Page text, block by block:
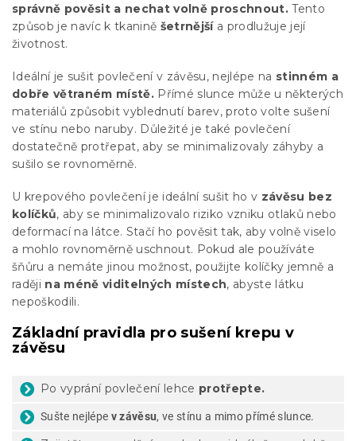
správně pověsit a nechat volně proschnout. Tento
způsob je navíc k tkanině šetrnějšía prodlužuje její
životnost.
Ideální je sušit povlečení v závěsu, nejlépe na stinném a
dobře větraném místě. Přímé slunce může u některých
materiálů způsobit vyblednutí barev, proto volte sušení
ve stínu nebo naruby. Důležité je také povlečení
dostatečně protřepat, aby se minimalizovaly záhyby a
sušilo se rovnoměrně.
U krepového povlečení je ideální sušit ho v závěsu bez
kolíčků, aby se minimalizovalo riziko vzniku otlaků nebo
deformací na látce. Stačí ho pověsit tak, aby volně viselo
a mohlo rovnoměrně uschnout. Pokud ale používáte
šňůru a nemáte jinou možnost, použijte kolíčky jemně a
raději na méně viditelných místech, abyste látku
nepoškodili.
Základní pravidla pro sušení krepu v
závěsu
Po vyprání povlečení lehce protřepte.
Sušte nejlépe v závěsu, ve stínu a mimo přímé slunce.